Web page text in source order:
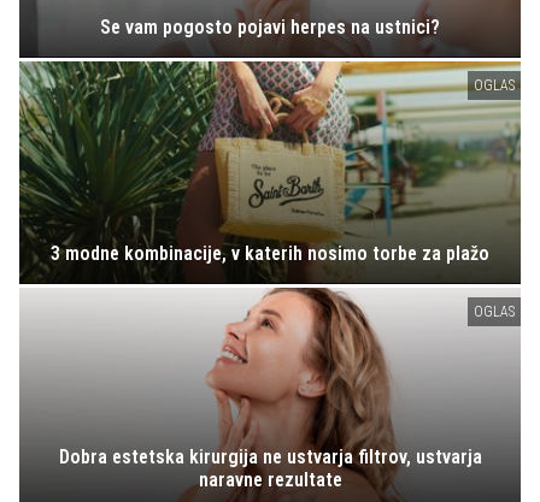
Se vam pogosto pojavi herpes na ustnici?
OGLAS
3 modne kombinacije, v katerih nosimo torbe za plažo
OGLAS
Dobra estetska kirurgija ne ustvarja filtrov, ustvarja
naravne rezultate